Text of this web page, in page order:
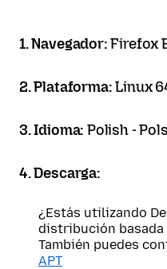
1. Navegador:Firefox
2. Plataforma:Linux
3. Idioma:Polish -
4. Descarga:
¿Estás utilizando
distribución basada
También puedes
APT